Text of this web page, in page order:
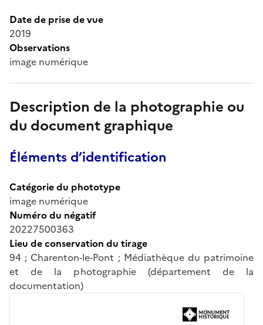
Date de prise de vue
2019
Observations
image numérique
Description de la photographie ou
du document graphique
Éléments d’identification
Catégorie du phototype
image numérique
Numéro du négatif
20227500363
Lieu de conservation du tirage
94 ; Charenton-le-Pont ; Médiathèque du patrimoine
et de la photographie (département de la
documentation)